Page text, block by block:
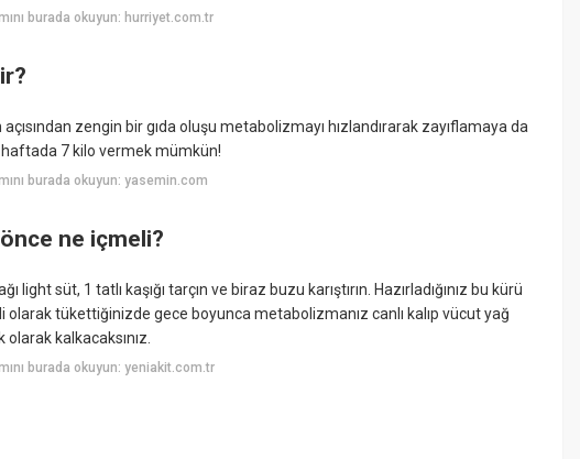
burada okuyun: hurriyet.com.tr
zengin bir gıda oluşu metabolizmayı hızlandırarak zayıflamaya da
haftada 7 kilo vermek mümkün!
burada okuyun: yasemin.com
ne içmeli?
light süt, 1 tatlı kaşığı tarçın ve biraz buzu karıştırın. Hazırladığınız bu kürü
tükettiğinizde gece boyunca metabolizmanız canlı kalıp vücut yağ
kalkacaksınız.
burada okuyun: yeniakit.com.tr